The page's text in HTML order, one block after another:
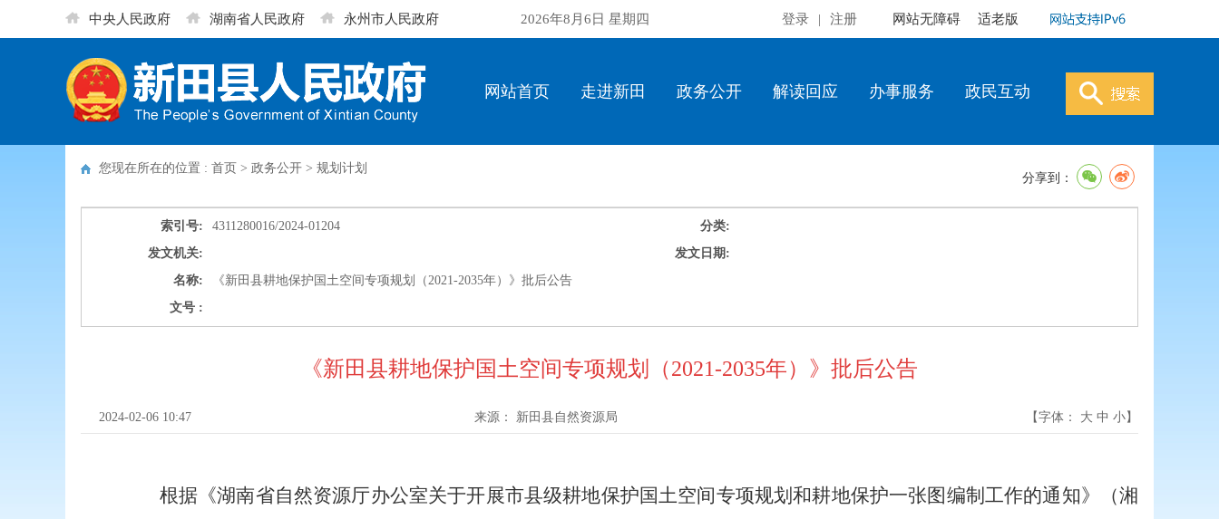
中央人民政府 湖南省人民政府 永州市人民政府 2026年8月6日 星期四 网站无障碍 适老版
登录 | 注册
网站首页 走进新田 政务公开 解读回应 办事服务 政民互动
您现在所在的位置 : 首页 > 政务公开 > 规划计划
分享到：
索引号: 4311280016/2024-01204
分类:
发文机关:
发文日期:
名称:
《新田县耕地保护国土空间专项规划（2021-2035年）》批后公告
文号 :
《新田县耕地保护国土空间专项规划（2021-2035年）》批后公告
2024-02-06 10:47 来源： 新田县自然资源局 【字体： 大 中 小】
根据《湖南省自然资源厅办公室关于开展市县级耕地保护国土空间专项规划和耕地保护一张图编制工作的通知》（湘